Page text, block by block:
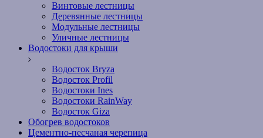
Винтовые лестницы
Деревянные лестницы
Модульные лестницы
Уличные лестницы
Водостоки для крыши
Водосток Bryza
Водосток Profil
Водостоки Ines
Водостоки RainWay
Водосток Giza
Обогрев водостоков
Цементно-песчаная черепица